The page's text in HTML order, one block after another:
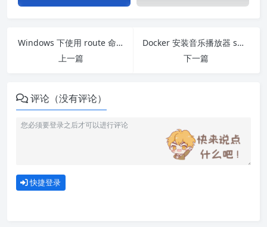
Windows 下使用 route 命令添加删除路由
上一篇
Docker 安装音乐播放器 swingmusic
下一篇
评论（没有评论）
快捷登录